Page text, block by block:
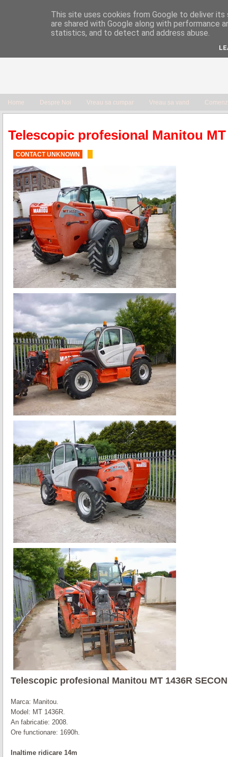
Home Despre Noi Vreau sa cumpar Vreau sa vand
Telescopic profesional Manitou MT
CONTACT UNKNOWN
Telescopic profesional Manitou MT 1436R
Marca: Manitou.
Model: MT 1436R.
An fabricatie: 2008.
Ore functionare: 1690h.
Inaltime ridicare 14m
This site uses cookies from Google to deliver
are shared with Google along with performance
statistics, and to detect and address abuse.